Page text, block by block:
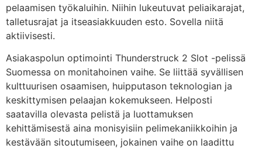
pelaamisen työkaluihin. Niihin lukeutuvat peliaikarajat,
talletusrajat ja itseasiakkuuden esto. Sovella niitä
aktiivisesti.
Asiakaspolun optimointi Thunderstruck 2 Slot -pelissä
Suomessa on monitahoinen vaihe. Se liittää syvällisen
kulttuurisen osaamisen, huipputason teknologian ja
keskittymisen pelaajan kokemukseen. Helposti
saatavilla olevasta pelistä ja luottamuksen
kehittämisestä aina monisyisiin pelimekaniikkoihin ja
kestävään sitoutumiseen, jokainen vaihe on laadittu